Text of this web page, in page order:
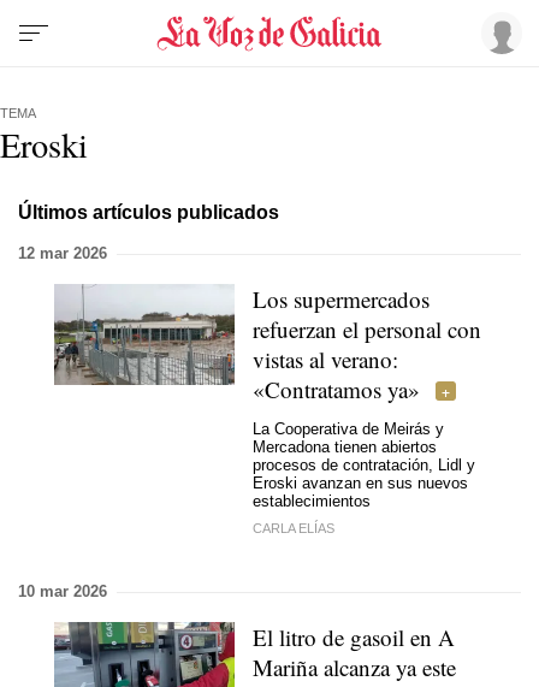
TEMA
Eroski
Últimos artículos publicados
12 mar 2026
Los supermercados
refuerzan el personal con
vistas al verano:
«Contratamos ya»
La Cooperativa de Meirás y
Mercadona tienen abiertos
procesos de contratación, Lidl y
Eroski avanzan en sus nuevos
establecimientos
CARLA ELÍAS
10 mar 2026
El litro de gasoil en A
Mariña alcanza ya este